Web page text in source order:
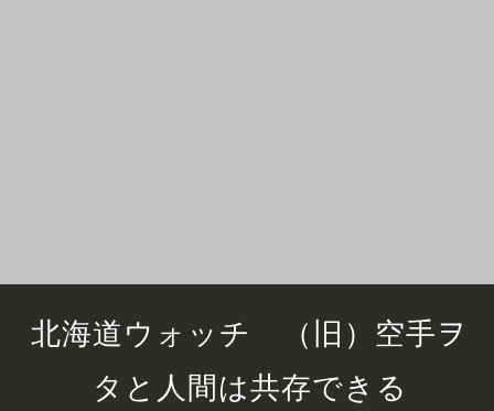
北海道ウォッチ （旧）空手ヲ
タと人間は共存できる